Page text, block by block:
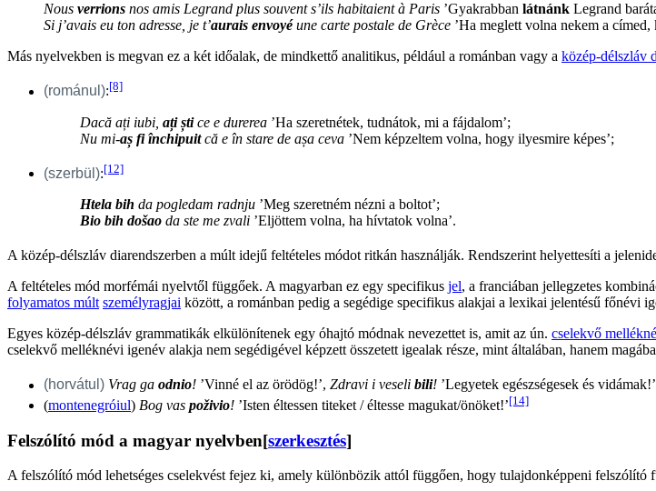
Nous verrions nos amis Legrand plus souvent s’ils habitaient à Paris ’Gyakrabban látnánk Legrand
Si j’avais eu ton adresse, je t’aurais envoyéune carte postale de Grèce ’Ha meglett volna nekem a címed,
Más nyelvekben is megvan ez a két időalak, de mindkettő analitikus, például a románban vagy a közép-délszláv
(románul):[8]
Dacă ați iubi, ați știce e durerea ’Ha szeretnétek, tudnátok, mi a fájdalom’;
Nu mi-aș fi închipuitcă e în stare de așa ceva ’Nem képzeltem volna, hogy ilyesmire képes’;
(szerbül):[12]
Htela bih da pogledam radnju ’Meg szeretném nézni a boltot’;
Bio bih došao da ste me zvali ’Eljöttem volna, ha hívtatok volna’.
A közép-délszláv diarendszerben a múlt idejű feltételes módot ritkán használják. Rendszerint helyettesíti a
A feltételes mód morfémái nyelvtől függőek. A magyarban ez egy specifikus jel, a franciában jellegzetes
folyamatos múlt személyragjai között, a románban pedig a segédige specifikus alakjai a lexikai jelentésű főnévi
Egyes közép-délszláv grammatikák elkülönítenek egy óhajtó módnak nevezettet is, amit az ún. cselekvő
cselekvő melléknévi igenév alakja nem segédigével képzett összetett igealak része, mint általában, hanem
(horvátul) Vrag ga odnio! ’Vinné el az örödög!’, Zdravi i veseli bili! ’Legyetek egészségesek és
(montenegróiul) Bog vas poživio! ’Isten éltessen titeket / éltesse magukat/önöket!’[14]
Felszólító mód a magyar nyelvben[szerkesztés]
A felszólító mód lehetséges cselekvést fejez ki, amely különbözik attól függően, hogy tulajdonképpeni felszólító